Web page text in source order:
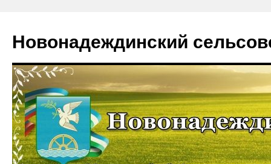
Новонадеждинский